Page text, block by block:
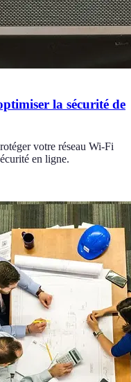
la sécurité de
votre réseau Wi-Fi
en ligne.